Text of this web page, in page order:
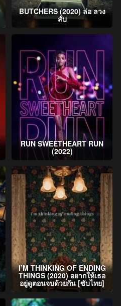
BUTCHERS (2020) ล่อ ลวง
สับ
RUN SWEETHEART RUN
(2022)
I’M THINKING OF ENDING
THINGS (2020) อยากให้เธอ
อยู่ดูตอนจบด้วยกัน [ซับไทย]